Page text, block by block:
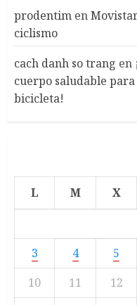
prodentim en
ciclismo
cach danh so trang en
cuerpo saludable
bicicleta!
L M X
3
4 5
10
11 12